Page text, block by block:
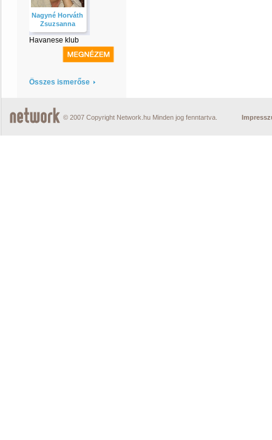
Nagyné Horváth
Zsuzsanna
Havanese klub
Összes ismerőse
© 2007 Copyright Network.hu Minden jog fenntartva.